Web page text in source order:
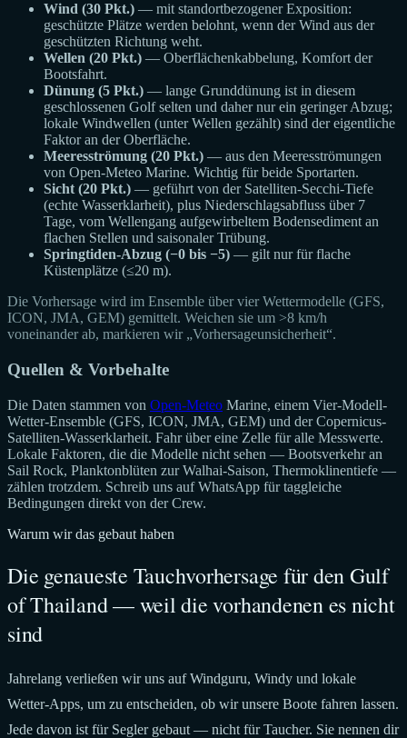
Wind (30 Pkt.) — mit standortbezogener Exposition:
geschützte Plätze werden belohnt, wenn der Wind aus der
geschützten Richtung weht.
Wellen (20 Pkt.) — Oberflächenkabbelung, Komfort der
Bootsfahrt.
Dünung (5 Pkt.) — lange Grunddünung ist in diesem
geschlossenen Golf selten und daher nur ein geringer Abzug;
lokale Windwellen (unter Wellen gezählt) sind der eigentliche
Faktor an der Oberfläche.
Meeresströmung (20 Pkt.) — aus den Meeresströmungen
von Open-Meteo Marine. Wichtig für beide Sportarten.
Sicht (20 Pkt.) — geführt von der Satelliten-Secchi-Tiefe
(echte Wasserklarheit), plus Niederschlagsabfluss über 7
Tage, vom Wellengang aufgewirbeltem Bodensediment an
flachen Stellen und saisonaler Trübung.
Springtiden-Abzug (−0 bis −5) — gilt nur für flache
Küstenplätze (≤20 m).
Die Vorhersage wird im Ensemble über vier Wettermodelle (GFS,
ICON, JMA, GEM) gemittelt. Weichen sie um >8 km/h
voneinander ab, markieren wir „Vorhersageunsicherheit“.
Quellen & Vorbehalte
Die Daten stammen von Open-Meteo Marine, einem Vier-Modell-
Wetter-Ensemble (GFS, ICON, JMA, GEM) und der Copernicus-
Satelliten-Wasserklarheit. Fahr über eine Zelle für alle Messwerte.
Lokale Faktoren, die die Modelle nicht sehen — Bootsverkehr an
Sail Rock, Planktonblüten zur Walhai-Saison, Thermoklinentiefe —
zählen trotzdem. Schreib uns auf WhatsApp für taggleiche
Bedingungen direkt von der Crew.
Warum wir das gebaut haben
Die genaueste Tauchvorhersage für den Gulf
of Thailand — weil die vorhandenen es nicht
sind
Jahrelang verließen wir uns auf Windguru, Windy und lokale
Wetter-Apps, um zu entscheiden, ob wir unsere Boote fahren lassen.
Jede davon ist für Segler gebaut — nicht für Taucher. Sie nennen dir